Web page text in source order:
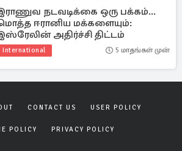
நடவடிக்கை ஒரு பக்கம்...
ஈரானிய மக்களையும்:
அதிர்ச்சி திட்டம்
International 5 மாதங்கள் முன்
CONTACT US USER POLICY
POLICY PRIVACY POLICY